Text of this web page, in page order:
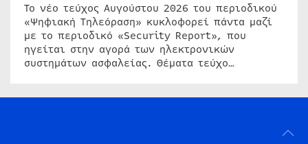
Το νέο τεύχος Αυγούστου 2026 του περιοδικού
«Ψηφιακή Τηλεόραση» κυκλοφορεί πάντα μαζί
με το περιοδικό «Security Report», που
ηγείται στην αγορά των ηλεκτρονικών
συστημάτων ασφαλείας. Θέματα τεύχο…